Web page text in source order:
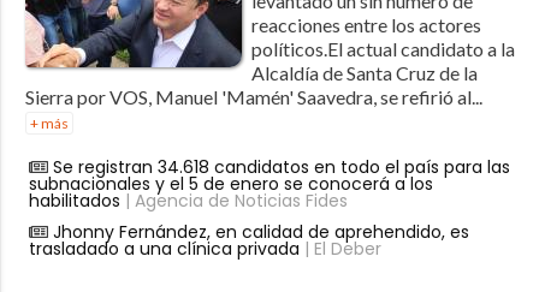
reacciones entre los actores
políticos.El actual candidato a la
Alcaldía de Santa Cruz de la
Sierra por VOS, Manuel 'Mamén' Saavedra, se refirió al...
+ más
Se registran 34.618 candidatos en todo el país para las
subnacionales y el 5 de enero se conocerá a los
habilitados | Agencia de Noticias Fides
Jhonny Fernández, en calidad de aprehendido, es
trasladado a una clínica privada | El Deber